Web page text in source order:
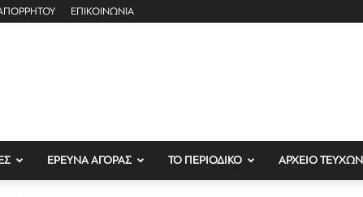
ΑΠΟΡΡΗΤΟΥ ΕΠΙΚΟΙΝΩΝΙΑ
ΕΡΕΥΝΑ ΑΓΟΡΑΣ ΤΟ ΠΕΡΙΟΔΙΚΟ ΑΡΧΕΙΟ ΤΕΥΧΩΝ